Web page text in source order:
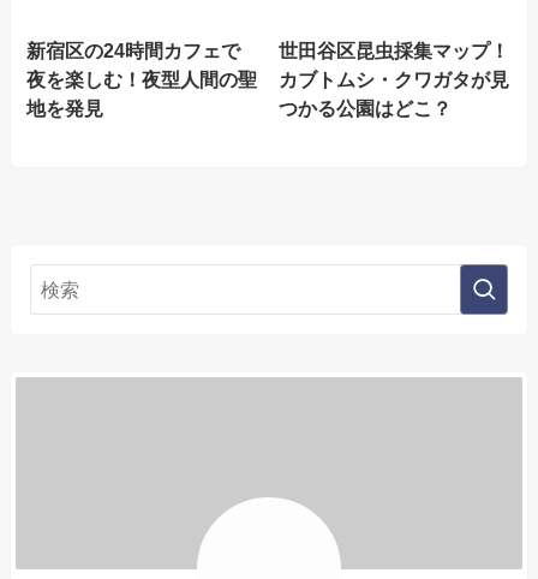
新宿区の24時間カフェで
夜を楽しむ！夜型人間の聖
地を発見
世田谷区昆虫採集マップ！
カブトムシ・クワガタが見
つかる公園はどこ？